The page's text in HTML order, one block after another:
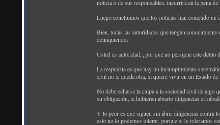
noticia o de sus responsables, incurrirá en la pena
Luego concluimos que los policías han cometido un
Bien, todas las autoridades que tengan
delinquiendo.
Usted es autoridad, ¿por qué no persigue este delito
La respuesta es que hay un incumplimiento
civil no le queda otra, si quiere vivir en un Estado
No debe echarse la culpa a la sociedad civil de algo
su obligación, si hubieran abierto diligencias el
Y lo peor es que siguen sin abrir diligencias contra
esto no lo podemos tolerar, porque si lo toleramos